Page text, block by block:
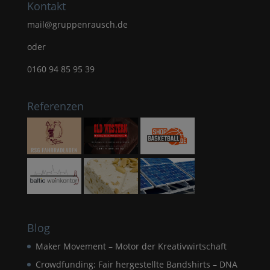
Kontakt
mail@gruppenrausch.de
oder
0160 94 85 95 39
Referenzen
Blog
Maker Movement – Motor der Kreativwirtschaft
Crowdfunding: Fair hergestellte Bandshirts – DNA